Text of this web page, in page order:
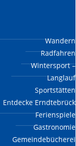
Wandern
Radfahren
Wintersport –
Langlauf
Sportstätten
Entdecke Erndtebrück
Ferienspiele
Gastronomie
Gemeindebücherei